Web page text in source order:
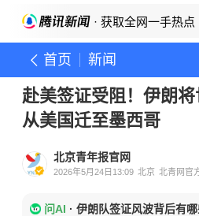
· 获取全网一手热点
首页 新闻
赴美签证受阻！伊朗将
从美国迁至墨西哥
北京青年报官网
2026年5月24日13:09 北京 北青网官
问AI · 伊朗队签证风波背后有哪